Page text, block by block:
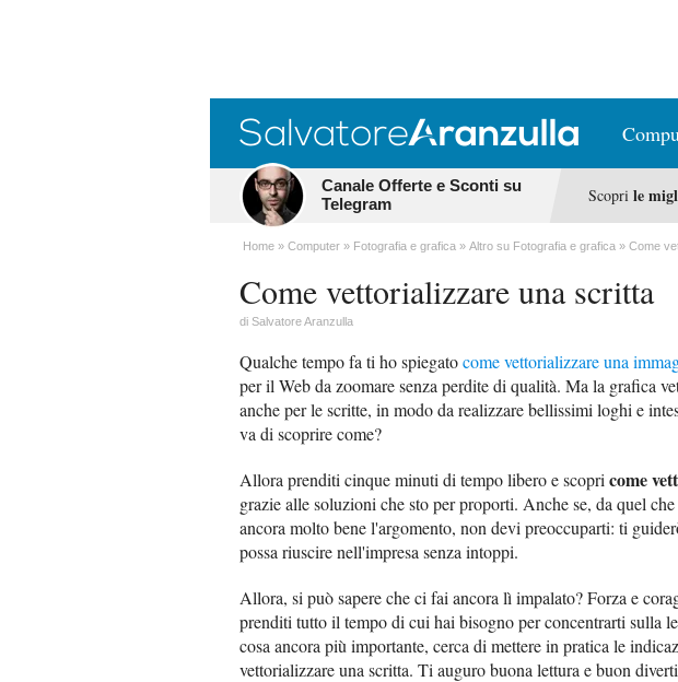
Canale Offerte e Sconti su
Telegram
Scopri le
Home Computer Fotografia e grafica Altro su Fotografia e grafica Come
Come vettorializzare una scritta
di Salvatore Aranzulla
Qualche tempo fa ti ho spiegatocome vettorializzare una
per il Web da zoomare senza perdite di qualità. Ma la grafica
anche per le scritte, in modo da realizzare bellissimi loghi e
va di scoprire come?
Allora prenditi cinque minuti di tempo libero e scopri come
grazie alle soluzioni che sto per proporti. Anche se, da quel
ancora molto bene l'argomento, non devi preoccuparti: ti
possa riuscire nell'impresa senza intoppi.
Allora, si può sapere che ci fai ancora lì impalato? Forza e
prenditi tutto il tempo di cui hai bisogno per concentrarti sulla
cosa ancora più importante, cerca di mettere in pratica le
vettorializzare una scritta. Ti auguro buona lettura e buon